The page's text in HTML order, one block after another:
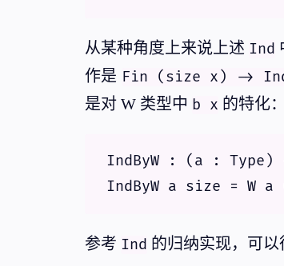
从某种角度上来说上述 Ind
作是 Fin (size x) ->
是对 W 类型中 b x 的特化：
IndByW : (a :
参考 Ind 的归纳实现，可以